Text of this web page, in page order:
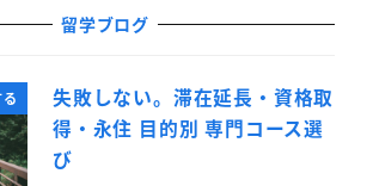
留学ブログ
失敗しない。滞在延長・資格取
得・永住 目的別 専門コース選
び